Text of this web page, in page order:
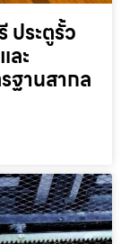
ประตูรั้ว
ละ
ฐานสากล